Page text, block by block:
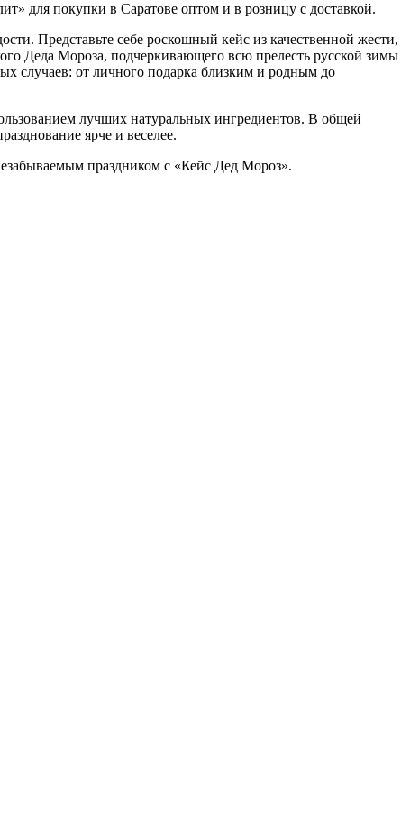
для покупки в Саратове оптом и в розницу с доставкой.
Представьте себе роскошный кейс из качественной жести,
Деда Мороза, подчеркивающего всю прелесть русской зимы
случаев: от личного подарка близким и родным до
лучших натуральных ингредиентов. В общей
ярче и веселее.
праздником с «Кейс Дед Мороз».